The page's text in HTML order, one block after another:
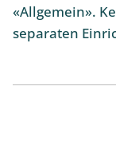
«Allgemein».
separaten